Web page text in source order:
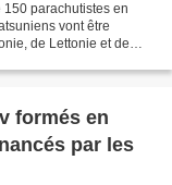
parachutistes en
vont être
de Lettonie et de
formés en
par les